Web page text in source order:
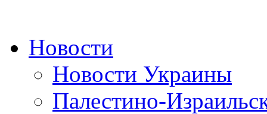
Новости
Новости Украины
Палестино-